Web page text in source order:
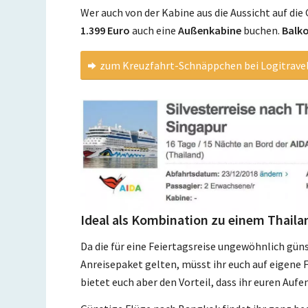
Wer auch von der Kabine aus die Aussicht auf
1.399 Euro auch eineAußenkabine buchen.
zum Kreuzfahrt-Schnäppchen bei
Ideal als Kombination zu einem
Da die für eine Feiertagsreise ungewöhnlich
Anreisepaket gelten, müsst ihr euch auf eigene
bietet euch aber den Vorteil, dass ihr euren